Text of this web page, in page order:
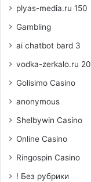
plyas-media.ru 150
Gambling
ai chatbot bard 3
vodka-zerkalo.ru 20
Golisimo Casino
anonymous
Shelbywin Casino
Online Casino
Ringospin Casino
! Без рубрики